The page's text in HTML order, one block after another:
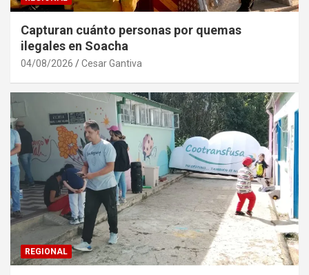
Capturan cuánto personas por quemas
ilegales en Soacha
04/08/2026 Cesar Gantiva
REGIONAL